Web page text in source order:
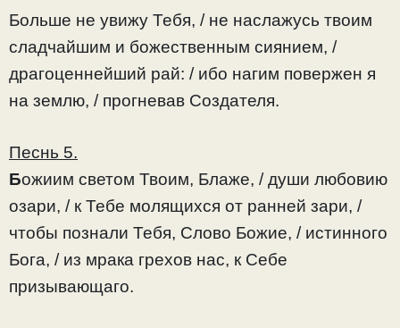
Больше не увижу Тебя, / не наслажусь твоим
сладчайшим и божественным сиянием, /
драгоценнейший рай: / ибо нагим повержен я
на землю, / прогневав Создателя.
Песнь 5.
Божиим светом Твоим, Блаже, / души любовию
озари, / к Тебе молящихся от ранней зари, /
чтобы познали Тебя, Слово Божие, / истинного
Бога, / из мрака грехов нас, к Себе
призывающаго.